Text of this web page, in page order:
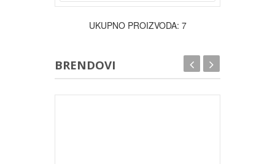
UKUPNO PROIZVODA: 7
BRENDOVI